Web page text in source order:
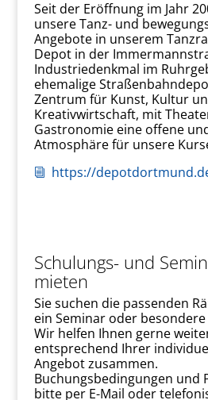
Seit der Eröffnung im Jahr
unsere Tanz- und
Angebote in unserem
Depot in der
Industriedenkmal im
ehemalige
Zentrum für Kunst, Kultur
Kreativwirtschaft, mit
Gastronomie eine offene
Atmosphäre für unsere
i https://
Schulungs- und
mieten
Sie suchen die passenden
ein Seminar oder
Wir helfen Ihnen gerne
entsprechend Ihrer
Angebot zusammen.
Buchungsbedingungen und
bitte per E-Mail oder